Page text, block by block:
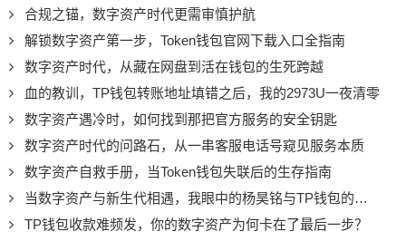
合规之锚，数字资产时代更需审慎护航
解锁数字资产第一步，Token钱包官网下载入口全指南
数字资产时代，从藏在网盘到活在钱包的生死跨越
血的教训，TP钱包转账地址填错之后，我的2973U一夜清零
数字资产遇冷时，如何找到那把官方服务的安全钥匙
数字资产时代的问路石，从一串客服电话号窥见服务本质
数字资产自救手册，当Token钱包失联后的生存指南
当数字资产与新生代相遇，我眼中的杨昊铭与TP钱包的初印象
TP钱包收款难频发，你的数字资产为何卡在了最后一步？